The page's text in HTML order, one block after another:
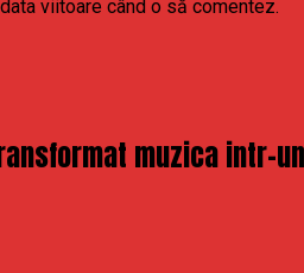
viitoare când o să comentez.
muzica